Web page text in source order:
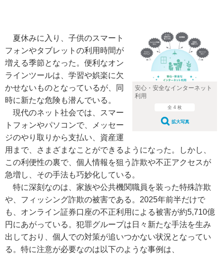
安心・安全なインターネット
利用
全 4 枚
拡大写真
夏休みに入り、子供のスマート
フォンやタブレットの利用時間が
増える季節となった。便利なオン
ラインツールは、学習や娯楽に欠
かせないものとなっているが、同
時に新たな危険も潜んでいる。
現代のネット社会では、スマー
トフォンやパソコンで、メッセー
ジのやり取りから支払い、資産運
用まで、さまざまなことができるようになった。しかし、
この利便性の裏で、個人情報を狙う詐欺や不正アクセスが
急増し、その手法も巧妙化している。
特に深刻なのは、家族や公共機関職員を装った特殊詐欺
や、フィッシング詐欺の被害である。2025年前半だけで
も、オンライン証券口座の不正利用による被害が約5,710億
円にあがっている。犯罪グループは日々新たな手法を生み
出しており、個人での対策が追いつかない状況となってい
る。特に注意が必要なのは以下のような事例は、